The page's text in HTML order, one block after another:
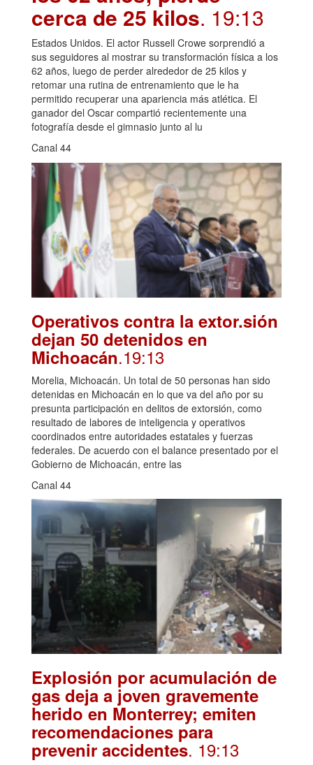
cerca de 25 kilos. 19:13
Estados Unidos. El actor Russell Crowe sorprendió a
sus seguidores al mostrar su transformación física a los
62 años, luego de perder alrededor de 25 kilos y
retomar una rutina de entrenamiento que le ha
permitido recuperar una apariencia más atlética. El
ganador del Oscar compartió recientemente una
fotografía desde el gimnasio junto al lu
Canal 44
Operativos contra la extor.sión
dejan 50 detenidos en
Michoacán.19:13
Morelia, Michoacán. Un total de 50 personas han sido
detenidas en Michoacán en lo que va del año por su
presunta participación en delitos de extorsión, como
resultado de labores de inteligencia y operativos
coordinados entre autoridades estatales y fuerzas
federales. De acuerdo con el balance presentado por el
Gobierno de Michoacán, entre las
Canal 44
Explosión por acumulación de
gas deja a joven gravemente
herido en Monterrey; emiten
recomendaciones para
prevenir accidentes. 19:13